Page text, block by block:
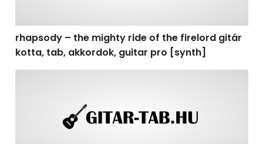
rhapsody – the mighty ride of the firelord gitár
kotta, tab, akkordok, guitar pro [synth]